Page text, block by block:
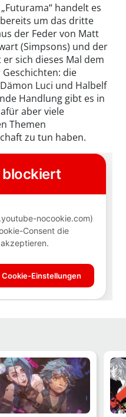
handelt es
bereits um das dritte
der Feder von Matt
(Simpsons) und der
sich dieses Mal dem
die
Luci und Halbelf
Handlung gibt es in
aber viele
Themen
zu tun haben.